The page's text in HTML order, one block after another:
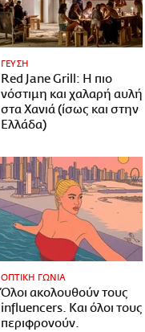
ΓΕΥΣΗ
Red Jane Grill: Η πιο
νόστιμη και χαλαρή αυλή
στα Χανιά (ίσως και στην
Ελλάδα)
ΟΠΤΙΚΗ ΓΩΝΙΑ
Όλοι ακολουθούν τους
influencers. Και όλοι τους
περιφρονούν.